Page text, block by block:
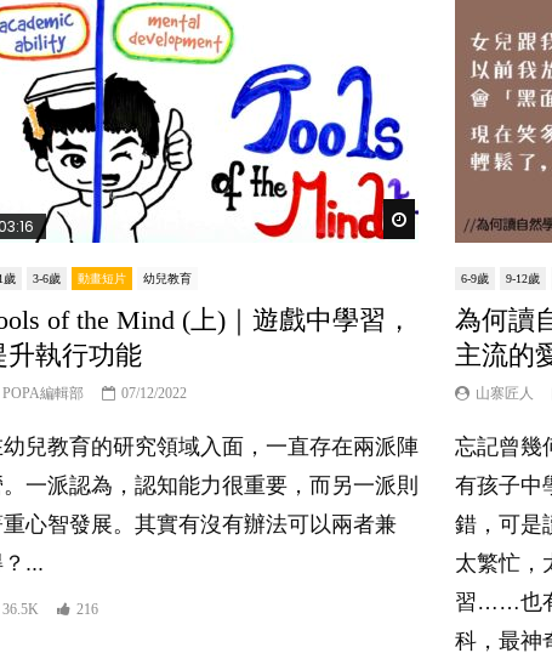
Watch Later
歲 3-6歲 動畫短片 幼兒教育
of the Mind (上)｜遊戲中學習，
升執行功能
POPA編輯部 07/12/2022
兒教育的研究領域入面，一直存在兩派陣
一派認為，認知能力很重要，而另一派則
心智發展。其實有沒有辦法可以兩者兼
...
36.5K 216
6-9歲 9-12歲
為何讀
主流的
山寨匠人
忘記曾幾
有孩子中
錯，可是
太繁忙，
習……也
科，最神